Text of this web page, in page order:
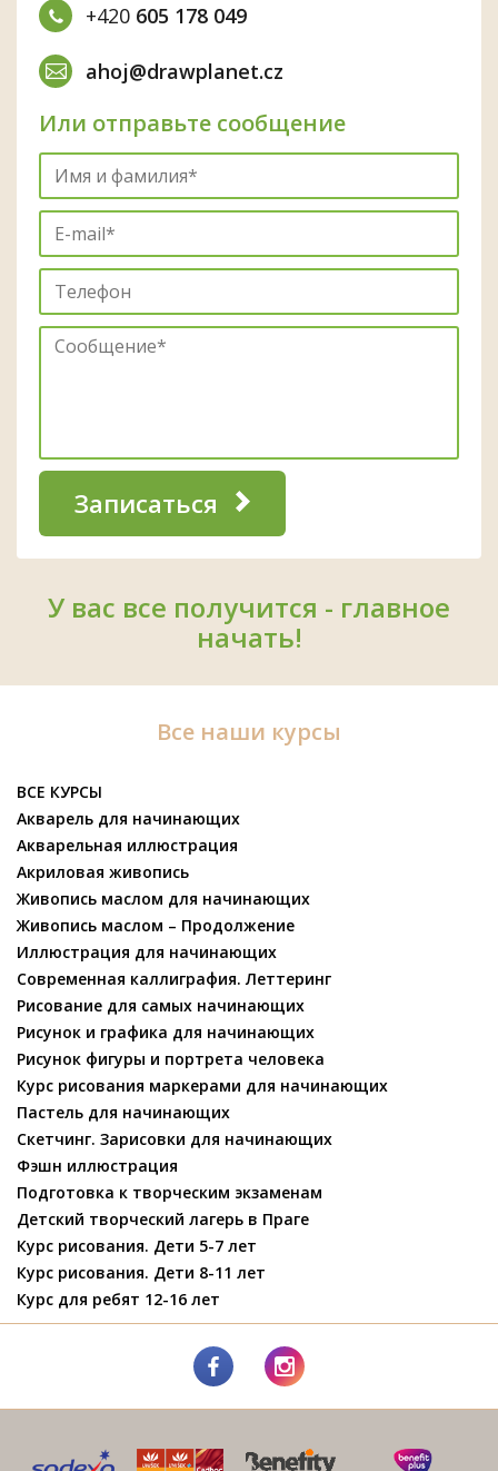
+420 605 178 049
ahoj@drawplanet.cz
Или отправьте сообщение
Записаться
У вас все получится - главное
начать!
Все наши курсы
ВСЕ КУРСЫ
Акварель для начинающих
Акварельная иллюстрация
Акриловая живопись
Живопись маслом для начинающих
Живопись маслом – Продолжение
Иллюстрация для начинающих
Современная каллиграфия. Леттеринг
Рисование для самых начинающих
Рисунок и графика для начинающих
Рисунок фигуры и портрета человека
Курс рисования маркерами для начинающих
Пастель для начинающих
Скетчинг. Зарисовки для начинающих
Фэшн иллюстрация
Подготовка к творческим экзаменам
Детский творческий лагерь в Праге
Курс рисования. Дети 5-7 лет
Курс рисования. Дети 8-11 лет
Курс для ребят 12-16 лет